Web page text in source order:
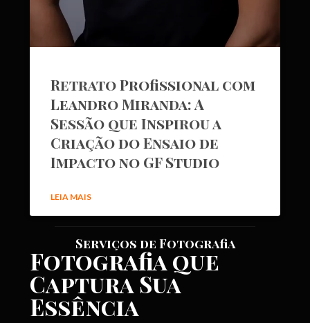
Retrato Profissional com
Leandro Miranda: A
Sessão que Inspirou a
Criação do Ensaio de
Impacto no GF Studio
LEIA MAIS
Serviços de Fotografia
Fotografia que
Captura Sua
Essência